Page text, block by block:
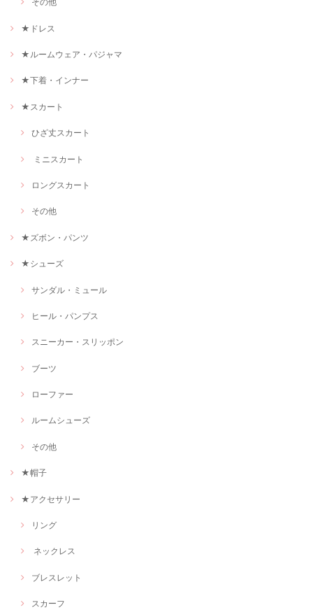
★ドレス
★ルームウェア・パジャマ
★下着・インナー
★スカート
ひざ丈スカート
ミニスカート
ロングスカート
その他
★ズボン・パンツ
★シューズ
サンダル・ミュール
ヒール・パンプス
スニーカー・スリッポン
ブーツ
ローファー
ルームシューズ
その他
★帽子
★アクセサリー
リング
ネックレス
ブレスレット
スカーフ